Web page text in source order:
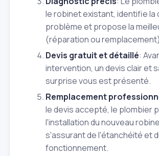
le robinet existant, identifie la
problème et propose la
(réparation ou
Devis gratuit et détaillé:
intervention, un devis clair et
surprise vous est présenté.
Remplacement
le devis accepté, le plombier
l'installation du nouveau
s'assurant de l'étanchéité et
fonctionnement.